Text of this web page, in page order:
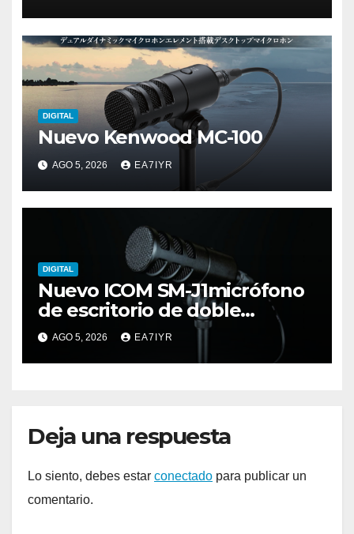
DIGITAL
Nuevo Kenwood MC-100
AGO 5, 2026 EA7IYR
DIGITAL
Nuevo ICOM SM-J1micrófono
de escritorio de doble
elemento premium
AGO 5, 2026 EA7IYR
Deja una respuesta
Lo siento, debes estar conectado para publicar un
comentario.